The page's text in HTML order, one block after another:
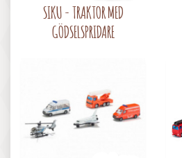
SIKU - TRAKTOR MED
GÖDSELSPRIDARE